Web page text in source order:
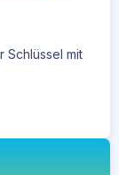
Schlüssel mit